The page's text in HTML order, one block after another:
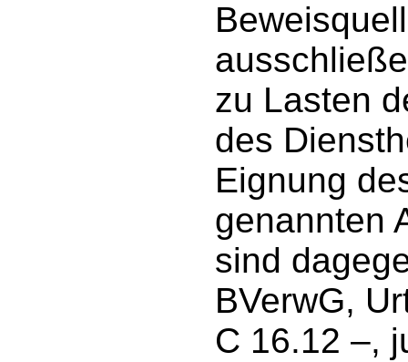
zu Lasten
des
Eignung
genannten
sind
BVerwG,
C 16.12 –,